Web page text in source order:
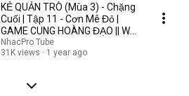
KẺ QUẢN TRÒ (Mùa 3) - Chặng
Cuối | Tập 11 - Cơn Mê Đỏ |
GAME CUNG HOÀNG ĐẠO || Web
Drama 2025
NhacPro Tube
31K views
1 year ago